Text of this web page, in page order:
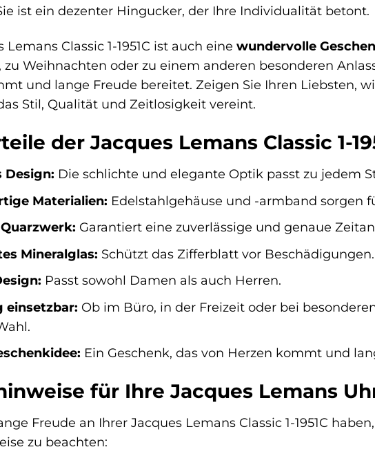
ist ein dezenter Hingucker, der Ihre Individualität betont.
Lemans Classic 1-1951C ist auch eine wundervolle
zu Weihnachten oder zu einem anderen besonderen
und lange Freude bereitet. Zeigen Sie Ihren Liebsten,
Stil, Qualität und Zeitlosigkeit vereint.
der Jacques Lemans Classic 1-
Design: Die schlichte und elegante Optik passt zu jedem
Materialien: Edelstahlgehäuse und -armband sorgen
Garantiert eine zuverlässige und genaue
Mineralglas: Schützt das Zifferblatt vor Beschädigungen.
Passt sowohl Damen als auch Herren.
einsetzbar: Ob im Büro, in der Freizeit oder bei
Ein Geschenk, das von Herzen kommt und
für Ihre Jacques Lemans
Freude an Ihrer Jacques Lemans Classic 1-1951C
zu beachten: